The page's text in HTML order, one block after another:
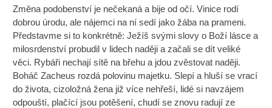
Změna podobenství je nečekaná a bije od očí. Vinice rodí
dobrou úrodu, ale nájemci na ní sedí jako žába na prameni.
Představme si to konkrétně: Ježíš svými slovy o Boží lásce a
milosrdenství probudil v lidech naději a začali se dít veliké
věci. Rybáři nechají sítě na břehu a jdou zvěstovat naději.
Boháč Zacheus rozdá polovinu majetku. Slepí a hluší se vrací
do života, cizoložná žena již více nehřeší, lidé si navzájem
odpouští, plačící jsou potěšení, chudí se znovu radují ze